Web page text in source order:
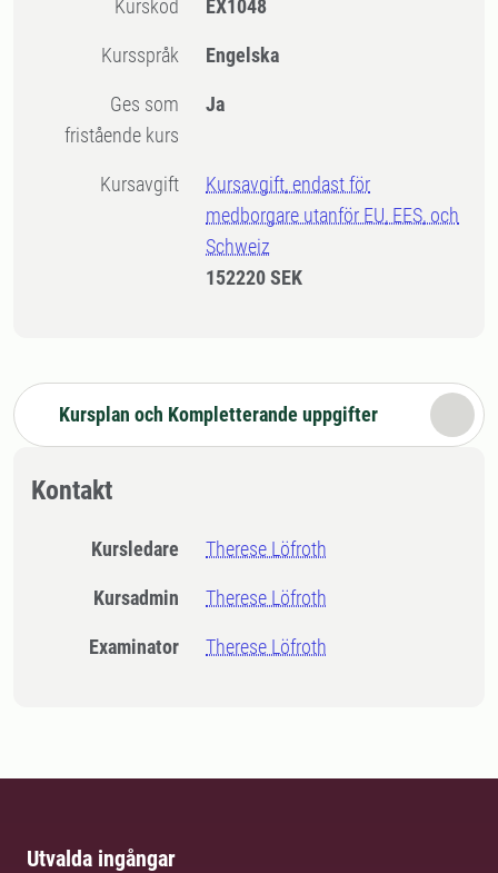
Kurskod EX1048
Kursspråk Engelska
Ges som
fristående kurs
Ja
Kursavgift
Kursavgift, endast för
medborgare utanför EU, EES, och
Schweiz
152220 SEK
Kursplan och Kompletterande uppgifter
Kontakt
Kursledare Therese Löfroth
Kursadmin Therese Löfroth
Examinator Therese Löfroth
Utvalda ingångar